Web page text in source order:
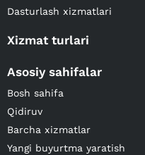
Dasturlash xizmatlari
Xizmat turlari
Asosiy sahifalar
Bosh sahifa
Qidiruv
Barcha xizmatlar
Yangi buyurtma yaratish